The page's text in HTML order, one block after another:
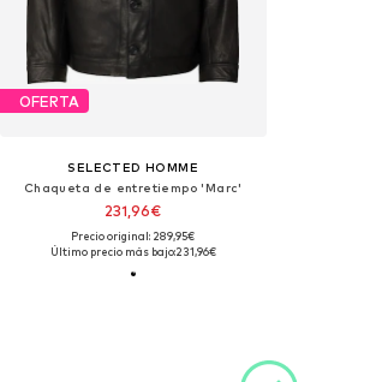
OFERTA
SELECTED HOMME
Chaqueta de entretiempo 'Marc'
231,96€
Precio original: 289,95€
Último precio más bajo:231,96€